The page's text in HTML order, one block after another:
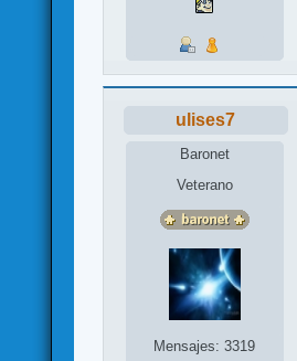
ulises7
Baronet
Veterano
Mensajes: 3319